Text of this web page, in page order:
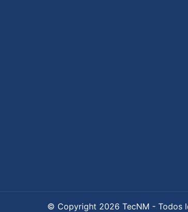
© Copyright 2026 TecNM - Todos